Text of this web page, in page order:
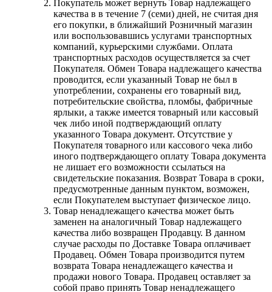
Покупатель может вернуть Товар надлежащего
качества в в течение 7 (семи) дней, не считая дня
его покупки, в ближайший Розничный магазин
или воспользовавшись услугами транспортных
компаний, курьерскими службами. Оплата
транспортных расходов осуществляется за счет
Покупателя. Обмен Товара надлежащего качества
проводится, если указанный Товар не был в
употреблении, сохранены его товарный вид,
потребительские свойства, пломбы, фабричные
ярлыки, а также имеется товарный или кассовый
чек либо иной подтверждающий оплату
указанного Товара документ. Отсутствие у
Покупателя товарного или кассового чека либо
иного подтверждающего оплату Товара документа
не лишает его возможности ссылаться на
свидетельские показания. Возврат Товара в сроки,
предусмотренные данным пунктом, возможен,
если Покупателем выступает физическое лицо.
Товар ненадлежащего качества может быть
заменен на аналогичный Товар надлежащего
качества либо возвращен Продавцу. В данном
случае расходы по Доставке Товара оплачивает
Продавец. Обмен Товара производится путем
возврата Товара ненадлежащего качества и
продажи нового Товара. Продавец оставляет за
собой право принять Товар ненадлежащего